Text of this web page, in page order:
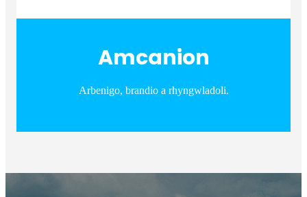
Amcanion
Arbenigo, brandio a rhyngwladoli.